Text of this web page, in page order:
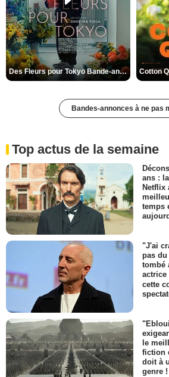
Des Fleurs pour Tokyo Bande-annonce VO STFR
Bandes-annonces à ne pas
Top actus de la semaine
ans :
Netflix
temps
"J'ai
pas
tombé
actrice
cette
le
fiction
doit à
genre !